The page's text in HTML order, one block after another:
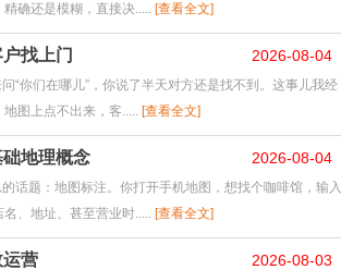
确还是模糊，直接决..... [查看全文]
找上门 2026-08-04
“你们在哪儿”，你说了半天对方还是找不到。这事儿我经
图上点不出来，客..... [查看全文]
地理概念 2026-08-04
话题：地图标注。你打开手机地图，想找个咖啡馆，输入
、地址、甚至营业时..... [查看全文]
营 2026-08-03